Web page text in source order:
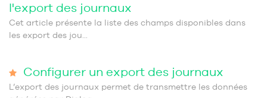
l'export des journaux
Cet article présente la liste des champs disponibles dans
les export des jou...
Configurer un export des journaux
L’export des journaux permet de transmettre les données